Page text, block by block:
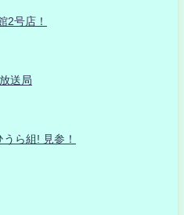
2号店！
送局
ら組! 見参！